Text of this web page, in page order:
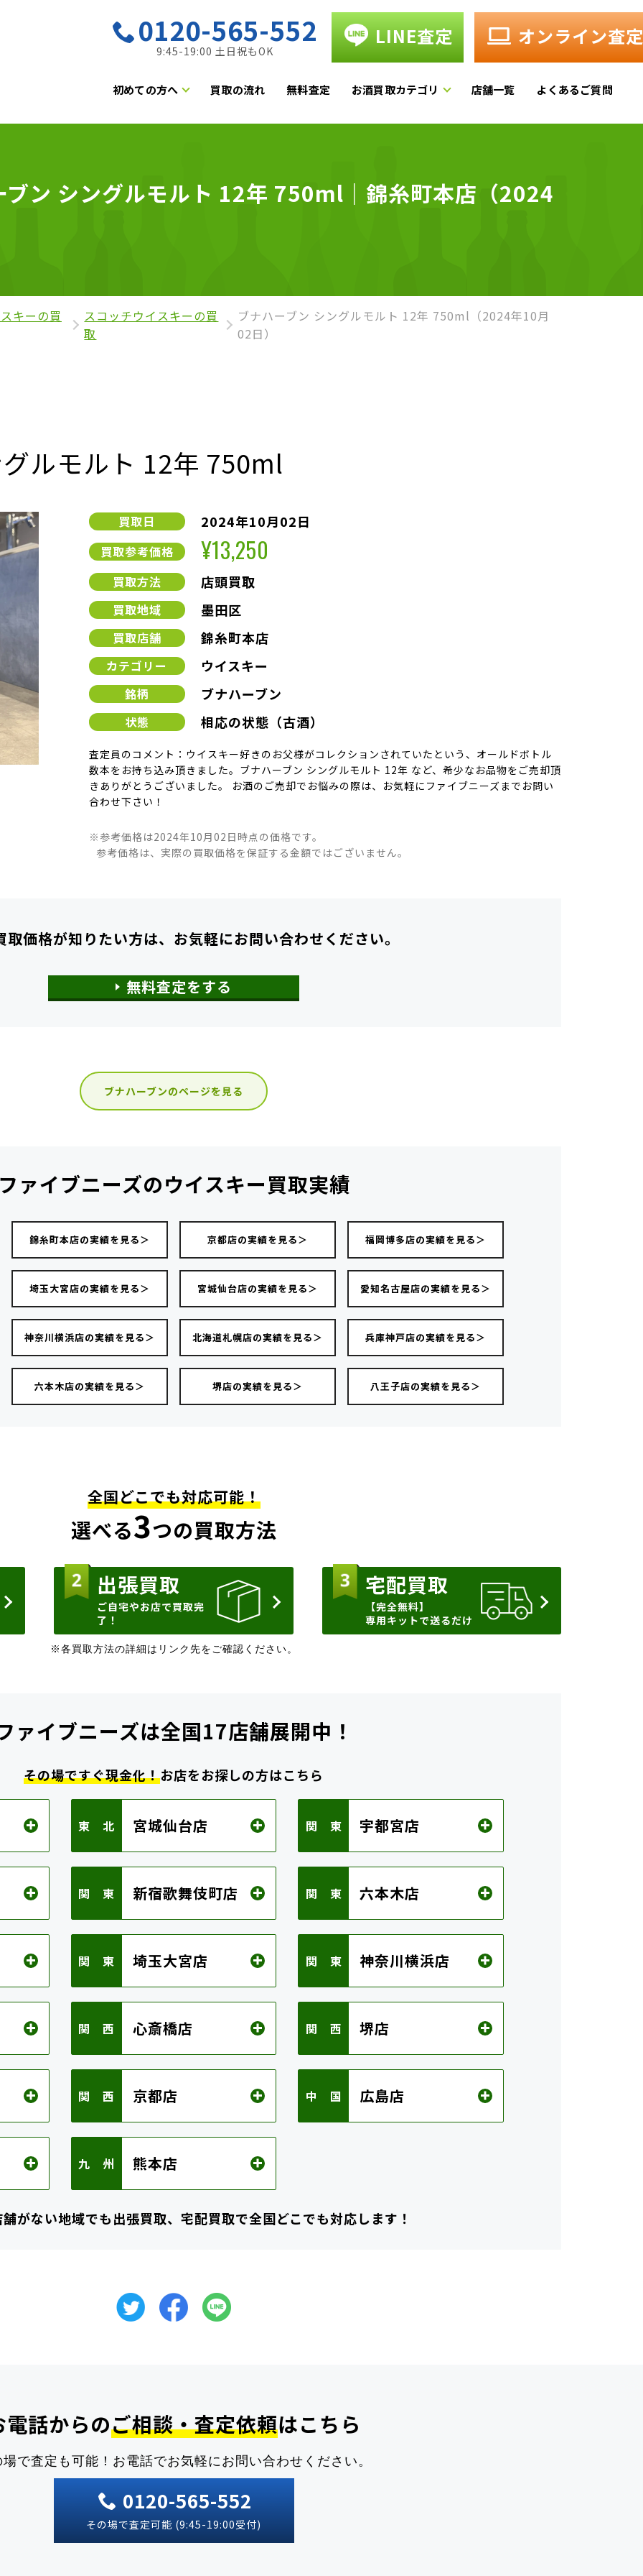
0120-565-552
9:45-19:00 土日祝もOK
LINE査定 オンライン査定
初めての方へ 買取の流れ 無料査定 お酒買取カテゴリ 店舗一覧 よくあるご質問
ブン シングルモルト 12年 750ml｜錦糸町本店（2024
キーの買
スコッチウイスキーの買
取
ブナハーブン シングルモルト 12年 750ml（2024年10月
02日）
ルモルト 12年 750ml
買取日 2024年10月02日
買取参考価格 ¥13,250
買取方法 店頭買取
買取地域 墨田区
買取店舗 錦糸町本店
カテゴリー ウイスキー
銘柄 ブナハーブン
状態 相応の状態（古酒）
査定員のコメント：ウイスキー好きのお父様がコレクションされていたという、オールドボトル
数本をお持ち込み頂きました。ブナハーブン シングルモルト 12年 など、希少なお品物をご売却頂
きありがとうございました。 お酒のご売却でお悩みの際は、お気軽にファイブニーズまでお問い
合わせ下さい！
※参考価格は2024年10月02日時点の価格です。
参考価格は、実際の買取価格を保証する金額ではございません。
取価格が知りたい方は、 お気軽にお問い合わせください。
無料査定をする
ブナハーブンのページを見る
ァイブニーズのウイスキー買取実績
錦糸町本店の実績を見る＞ 京都店の実績を見る＞ 福岡博多店の実績を見る＞
埼玉大宮店の実績を見る＞ 宮城仙台店の実績を見る＞ 愛知名古屋店の実績を見る＞
神奈川横浜店の実績を見る＞ 北海道札幌店の実績を見る＞ 兵庫神戸店の実績を見る＞
六本木店の実績を見る＞ 堺店の実績を見る＞ 八王子店の実績を見る＞
全国どこでも対応可能！
選べる3つの買取方法
出張買取
ご自宅やお店で買取完
了！
宅配買取
【完全無料】
専用キットで送るだけ
※各買取方法の詳細はリンク先をご確認ください。
ァイブニーズは全国17店舗展開中！
その場ですぐ現金化！お店をお探しの方はこちら
東 北 宮城仙台店 関 東 宇都宮店
関 東 新宿歌舞伎町店 関 東 六本木店
関 東 埼玉大宮店 関 東 神奈川横浜店
関 西 心斎橋店 関 西 堺店
関 西 京都店 中 国 広島店
九 州 熊本店
がない地域でも出張買取、宅配買取で全国どこでも対応します！
電話からのご相談・査定依頼はこちら
で査定も可能！ お電話でお気軽にお問い合わせください。
0120-565-552
その場で査定可能 (9:45-19:00受付)